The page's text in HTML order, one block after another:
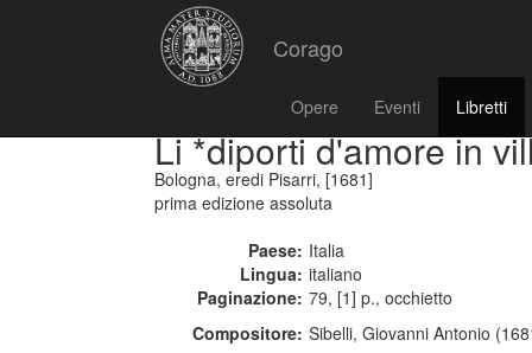
Corago
Opere Eventi Libretti
Li *diporti d'amore in
Bologna, eredi Pisarri, [1681]
prima edizione assoluta
Paese: Italia
Lingua: italiano
Paginazione: 79, [1] p., occhietto
Compositore: Sibelli, Giovanni Antonio